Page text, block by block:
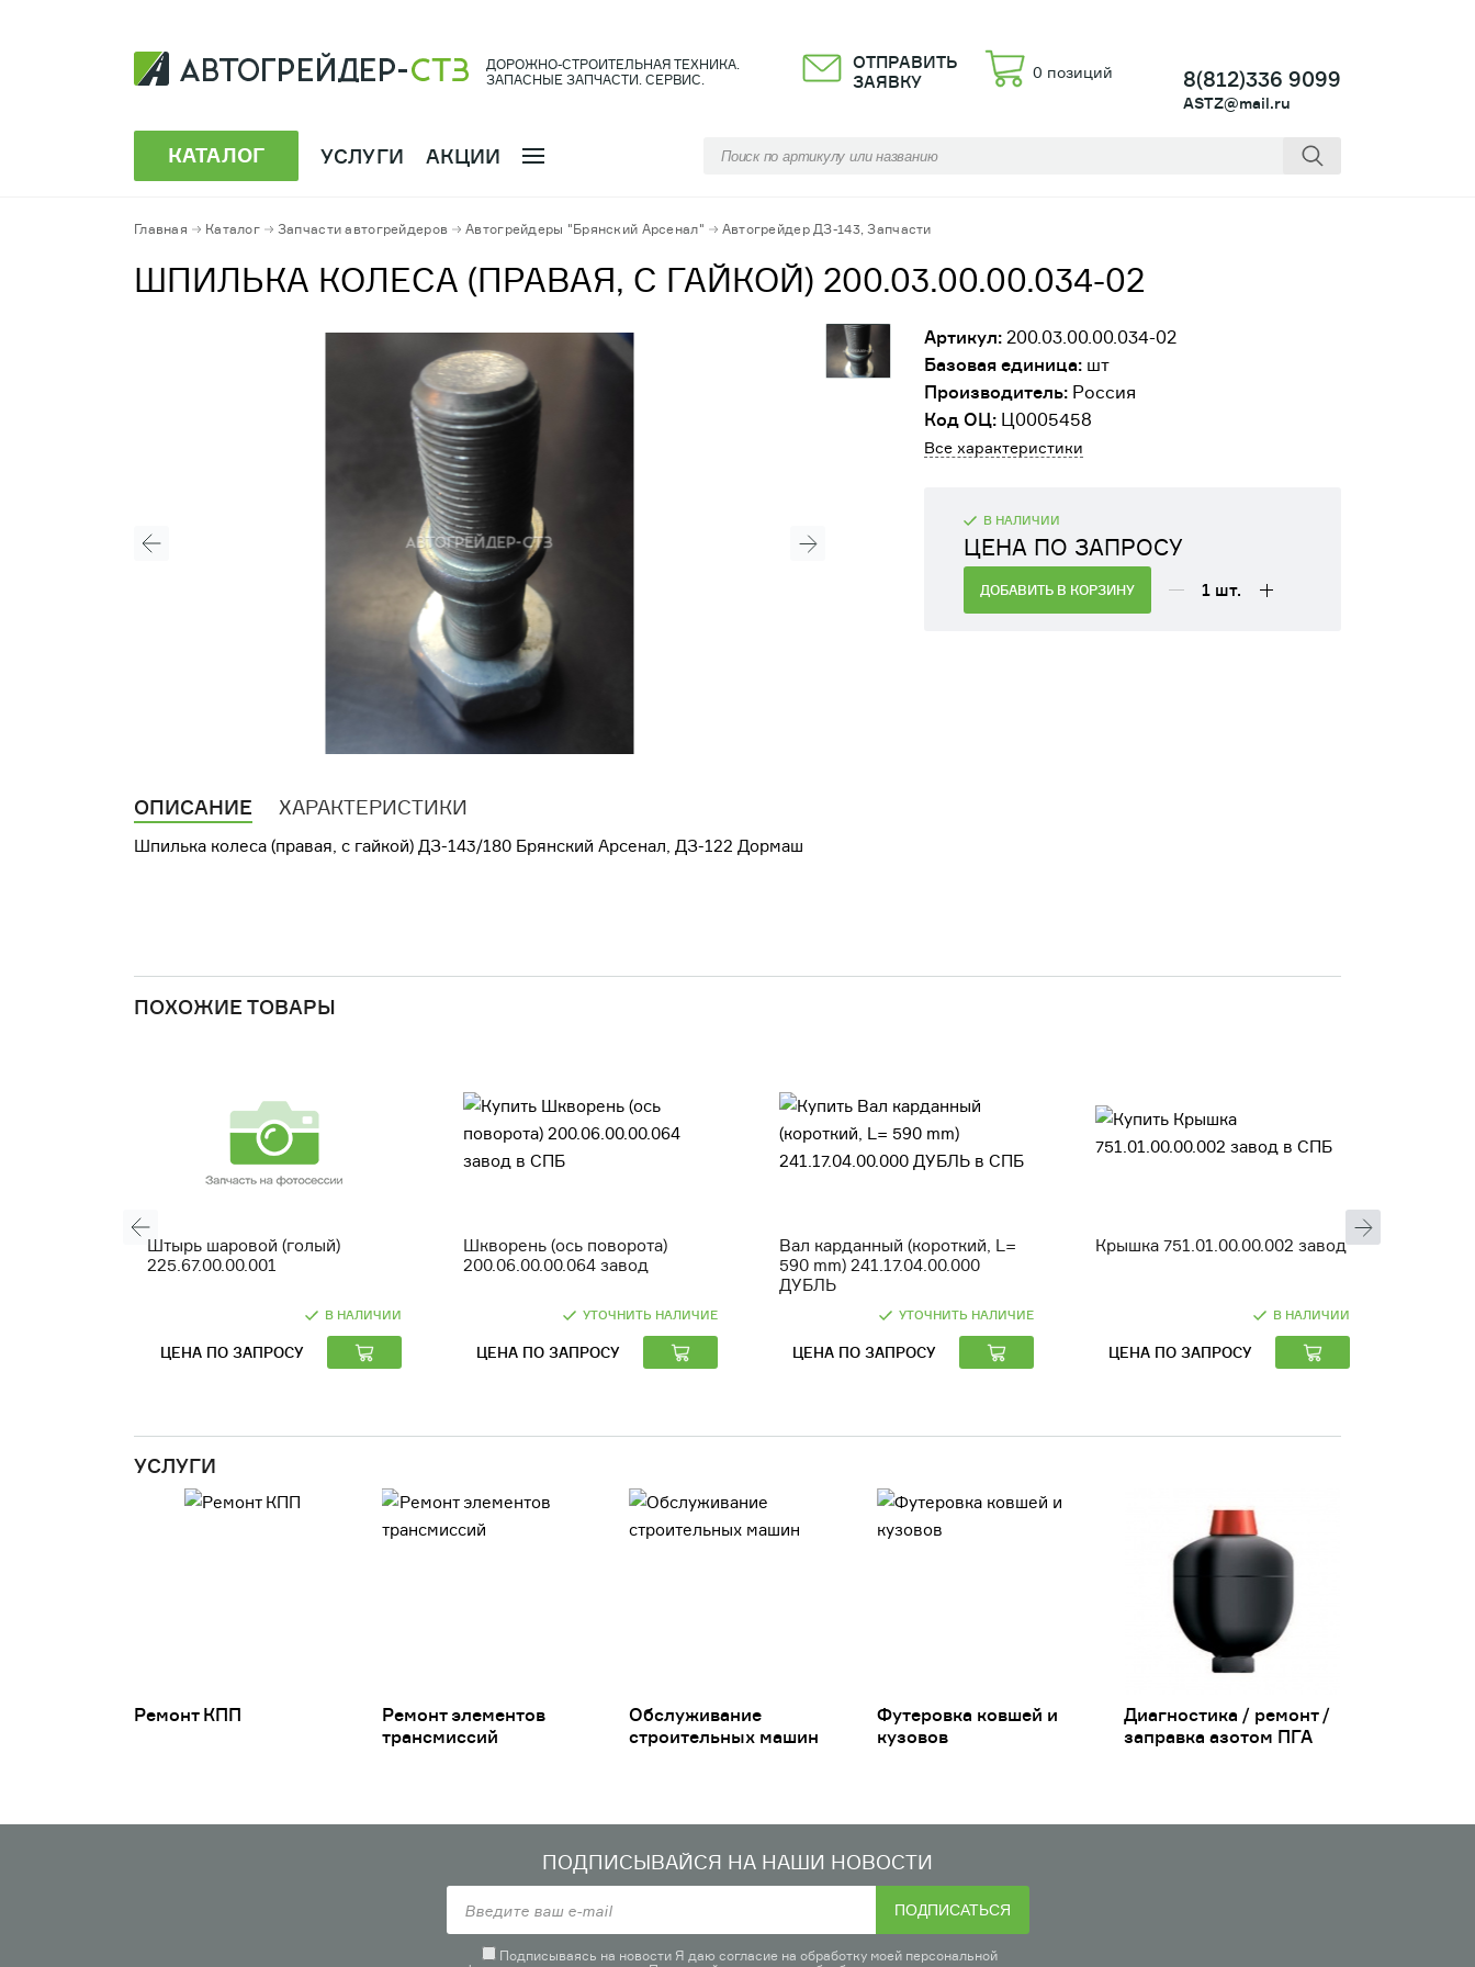
ДОРОЖНО-СТРОИТЕЛЬНАЯ ТЕХНИКА.
ЗАПАСНЫЕ ЗАПЧАСТИ. СЕРВИС.
ОТПРАВИТЬ
ЗАЯВКУ
0 позиций 8(812)336 9099
ASTZ@mail.ru
КАТАЛОГ УСЛУГИ АКЦИИ
Главная Каталог Запчасти автогрейдеров Автогрейдеры "Брянский Арсенал" Автогрейдер ДЗ-143, Запчасти
ШПИЛЬКА КОЛЕСА (ПРАВАЯ, С ГАЙКОЙ) 200.03.00.00.034-02
Артикул: 200.03.00.00.034-02
Базовая единица: шт
Производитель: Россия
Код ОЦ: Ц0005458
Все характеристики
В НАЛИЧИИ
ЦЕНА ПО ЗАПРОСУ
ДОБАВИТЬ В КОРЗИНУ 1 шт.
ОПИСАНИЕ ХАРАКТЕРИСТИКИ
Шпилька колеса (правая, с гайкой) ДЗ-143/180 Брянский Арсенал, ДЗ-122 Дормаш
ПОХОЖИЕ ТОВАРЫ
Штырь шаровой (голый)
225.67.00.00.001
В НАЛИЧИИ
ЦЕНА ПО ЗАПРОСУ
Шкворень (ось поворота)
200.06.00.00.064 завод
УТОЧНИТЬ НАЛИЧИЕ
ЦЕНА ПО ЗАПРОСУ
Вал карданный (короткий, L=
590 mm) 241.17.04.00.000
ДУБЛЬ
УТОЧНИТЬ НАЛИЧИЕ
ЦЕНА ПО ЗАПРОСУ
Крышка 751.01.00.00.002 завод
В НАЛИЧИИ
ЦЕНА ПО ЗАПРОСУ
УСЛУГИ
Ремонт КПП
Ремонт элементов
трансмиссий
Обслуживание
строительных машин
Футеровка ковшей и
кузовов
Диагностика / ремонт /
заправка азотом ПГА
ПОДПИСЫВАЙСЯ НА НАШИ НОВОСТИ
ПОДПИСАТЬСЯ
Подписываясь на новости Я даю согласие на обработку моей персональной